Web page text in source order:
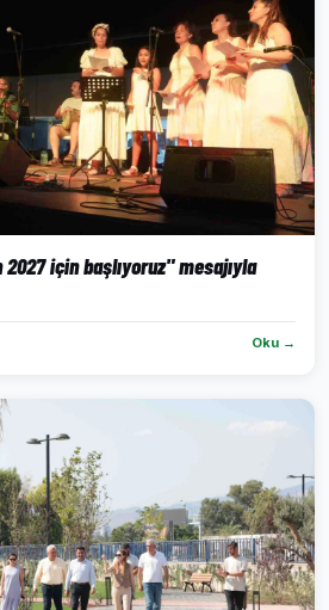
2027 için başlıyoruz" mesajıyla
Oku →